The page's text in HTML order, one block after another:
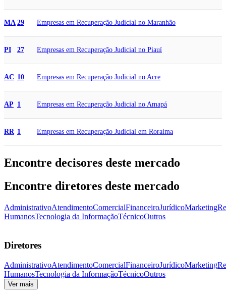
MA 29 Empresas em Recuperação Judicial no Maranhão
PI 27 Empresas em Recuperação Judicial no Piauí
AC 10 Empresas em Recuperação Judicial no Acre
AP 1 Empresas em Recuperação Judicial no Amapá
RR 1 Empresas em Recuperação Judicial em Roraima
Encontre decisores deste mercado
Encontre diretores deste mercado
AdministrativoAtendimentoComercialFinanceiroJurídicoMarketing
HumanosTecnologia da InformaçãoTécnicoOutros
Diretores
AdministrativoAtendimentoComercialFinanceiroJurídicoMarketing
HumanosTecnologia da InformaçãoTécnicoOutros
Ver mais